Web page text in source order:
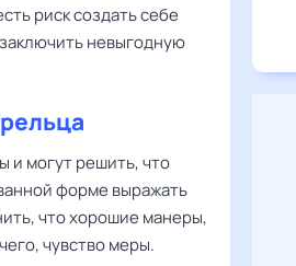
риск создать себе
невыгодную
и могут решить, что
форме выражать
что хорошие манеры,
чувство меры.